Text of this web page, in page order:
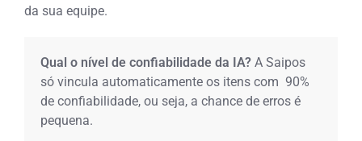
da sua equipe.
Qual o nível de confiabilidade da IA? A Saipos
só vincula automaticamente os itens com 90%
de confiabilidade, ou seja, a chance de erros é
pequena.